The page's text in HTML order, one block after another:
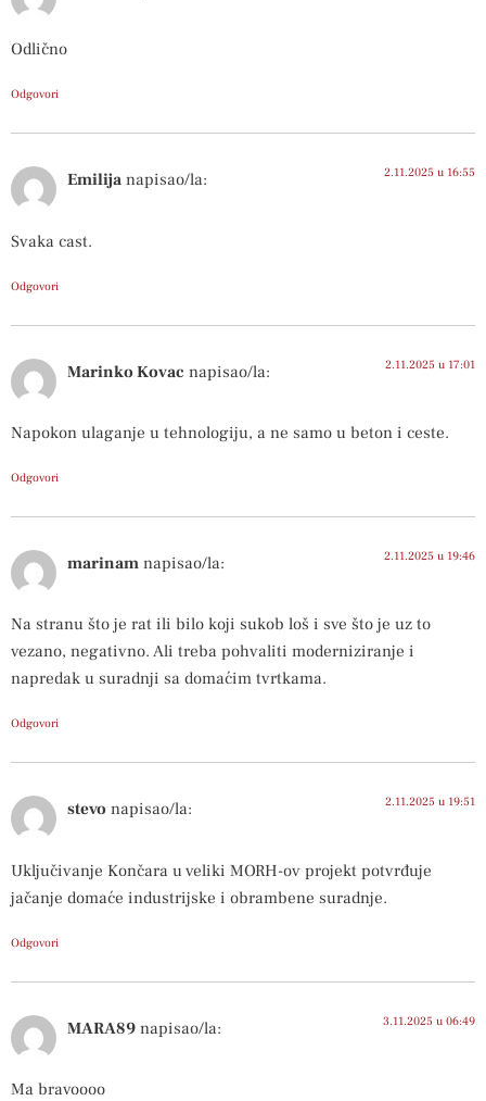
Odlično
Odgovori
Emilija napisao/la: 2.11.2025 u 16:55
Svaka cast.
Odgovori
Marinko Kovac napisao/la: 2.11.2025 u 17:01
Napokon ulaganje u tehnologiju, a ne samo u beton i ceste.
Odgovori
marinam napisao/la: 2.11.2025 u 19:46
Na stranu što je rat ili bilo koji sukob loš i sve što je uz to
vezano, negativno. Ali treba pohvaliti moderniziranje i
napredak u suradnji sa domaćim tvrtkama.
Odgovori
stevo napisao/la: 2.11.2025 u 19:51
Uključivanje Končara u veliki MORH-ov projekt potvrđuje
jačanje domaće industrijske i obrambene suradnje.
Odgovori
MARA89 napisao/la: 3.11.2025 u 06:49
Ma bravoooo